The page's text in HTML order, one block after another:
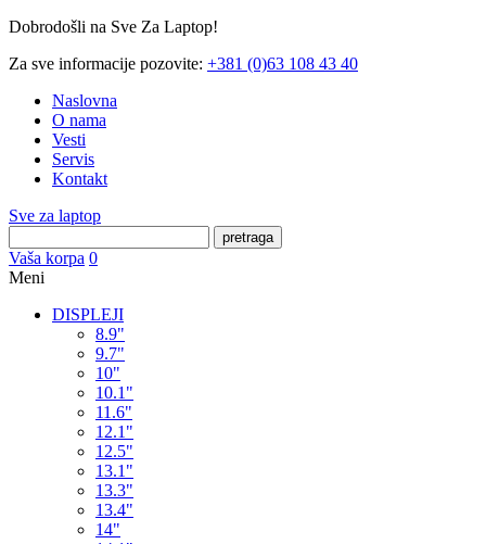
Dobrodošli na Sve Za Laptop!
Za sve informacije pozovite: +381 (0)63 108 43 40
Naslovna
O nama
Vesti
Servis
Kontakt
Sve za laptop
pretraga
Vaša korpa 0
Meni
DISPLEJI
8.9"
9.7"
10"
10.1"
11.6"
12.1"
12.5"
13.1"
13.3"
13.4"
14"